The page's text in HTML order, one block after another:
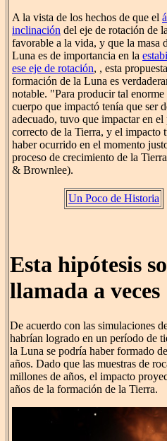
A la vista de los hechos de que el
inclinación del eje de rotación de
favorable a la vida, y que la masa
Luna es de importancia en la
ese eje de rotación, , esta
formación de la Luna es
notable. "Para producir tal
cuerpo que impactó tenía que ser
adecuado, tuvo que impactar en el
correcto de la Tierra, y el impacto
haber ocurrido en el momento
proceso de crecimiento de la
& Brownlee).
Un Poco de Historia
Esta hipótesis
llamada a
De acuerdo con las simulaciones
habrían logrado en un período de
la Luna se podría haber formado
años. Dado que las muestras de
millones de años, el impacto
años de la formación de la Tierra.